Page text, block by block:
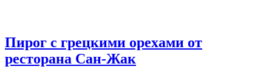
Пирог с грецкими орехами от
ресторана Сан-Жак